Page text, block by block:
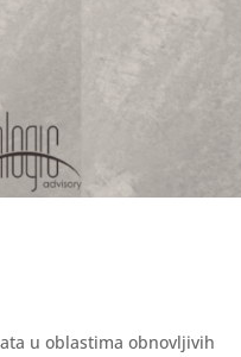
u oblastima obnovljivih